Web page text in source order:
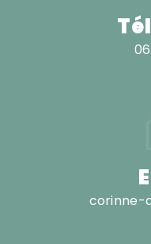
corinne-